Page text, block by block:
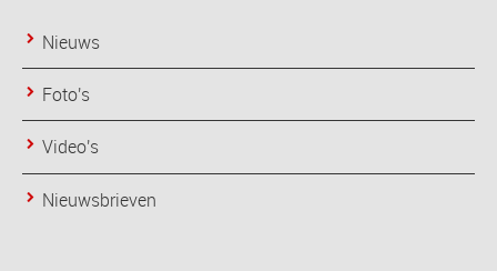
Nieuws
Foto's
Video's
Nieuwsbrieven